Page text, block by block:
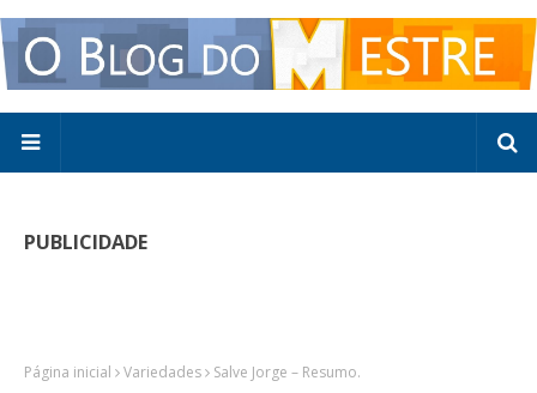
PUBLICIDADE
Página inicial Variedades Salve Jorge – Resumo.